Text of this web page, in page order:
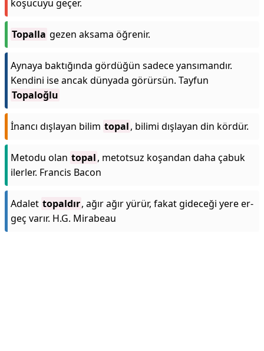
koşucuyu geçer.
Topalla gezen aksama öğrenir.
Aynaya baktığında gördüğün sadece yansımandır.
Kendini ise ancak dünyada görürsün. Tayfun
Topaloğlu
İnancı dışlayan bilim topal, bilimi dışlayan din kördür.
Metodu olan topal, metotsuz koşandan daha çabuk
ilerler. Francis Bacon
Adalet topaldır, ağır ağır yürür, fakat gideceği yere er-
geç varır. H.G. Mirabeau